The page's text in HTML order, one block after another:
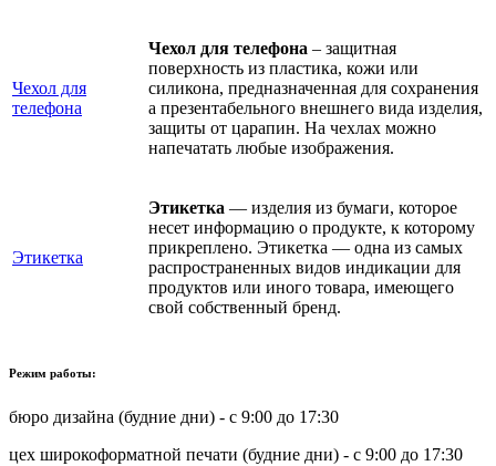
Чехол для
телефона
Чехол для телефона – защитная
поверхность из пластика, кожи или
силикона, предназначенная для сохранения
а презентабельного внешнего вида изделия,
защиты от царапин. На чехлах можно
напечатать любые изображения.
Этикетка
Этикетка — изделия из бумаги, которое
несет информацию о продукте, к которому
прикреплено. Этикетка — одна из самых
распространенных видов индикации для
продуктов или иного товара, имеющего
свой собственный бренд.
Режим работы:
бюро дизайна (будние дни) - с 9:00 до 17:30
цех широкоформатной печати (будние дни) - с 9:00 до 17:30